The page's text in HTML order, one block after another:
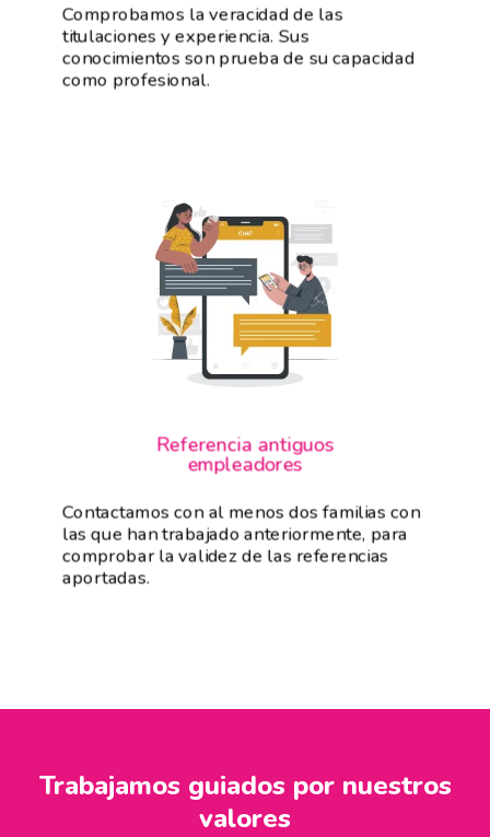
Comprobamos la veracidad de las
titulaciones y experiencia. Sus
conocimientos son prueba de su capacidad
como profesional.
Referencia antiguos
empleadores
Contactamos con al menos dos familias con
las que han trabajado anteriormente, para
comprobar la validez de las referencias
aportadas.
Trabajamos guiados por nuestros
valores